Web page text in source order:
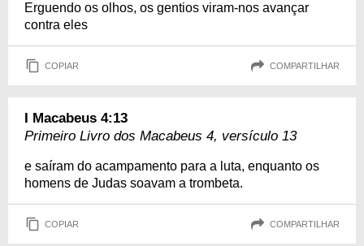
Erguendo os olhos, os gentios viram-nos avançar
contra eles
COPIAR COMPARTILHAR
I Macabeus 4:13
Primeiro Livro dos Macabeus 4, versículo 13
e saíram do acampamento para a luta, enquanto os
homens de Judas soavam a trombeta.
COPIAR COMPARTILHAR